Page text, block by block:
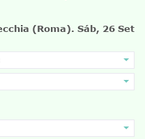
(Roma). Sáb, 26 Set